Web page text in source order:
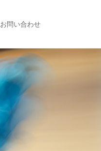
お問い合わせ